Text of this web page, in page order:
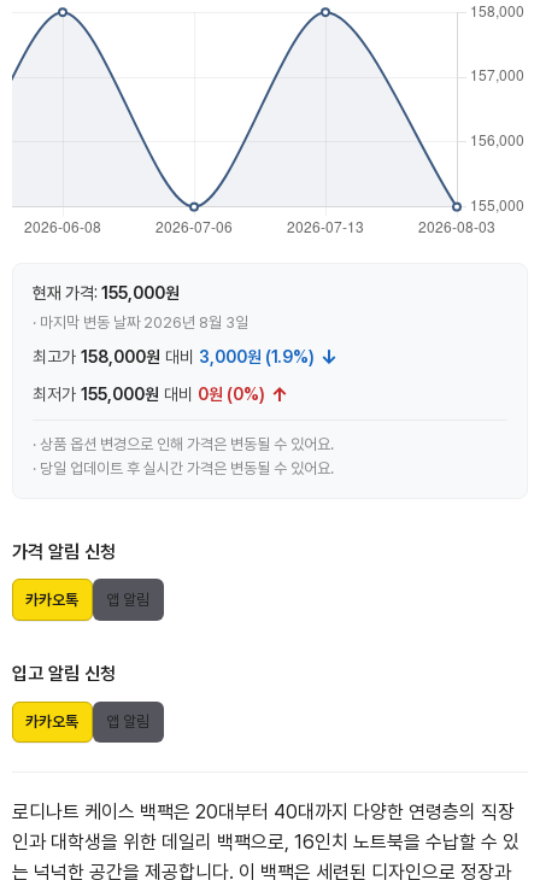
현재 가격: 155,000원
· 마지막 변동 날짜 2026년 8월 3일
최고가 158,000원 대비 3,000원 (1.9%) ↓
최저가 155,000원 대비 0원 (0%) ↑
· 상품 옵션 변경으로 인해 가격은 변동될 수 있어요.
· 당일 업데이트 후 실시간 가격은 변동될 수 있어요.
가격 알림 신청
카카오톡 앱 알림
입고 알림 신청
카카오톡 앱 알림
로디나트 케이스 백팩은 20대부터 40대까지 다양한 연령층의 직장
인과 대학생을 위한 데일리 백팩으로, 16인치 노트북을 수납할 수 있
는 넉넉한 공간을 제공합니다. 이 백팩은 세련된 디자인으로 정장과